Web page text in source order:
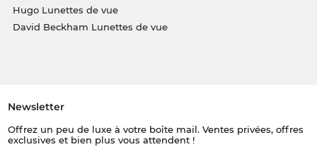
Hugo Lunettes de vue
David Beckham Lunettes de vue
Newsletter
Offrez un peu de luxe à votre boîte mail. Ventes privées, offres
exclusives et bien plus vous attendent !